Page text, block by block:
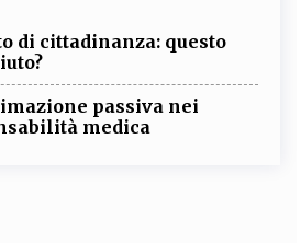
di cittadinanza: questo
passiva nei
medica